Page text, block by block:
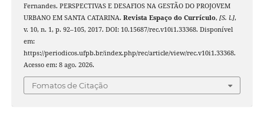
Fernandes. PERSPECTIVAS E DESAFIOS NA GESTÃO DO PROJOVEM
URBANO EM SANTA CATARINA. Revista Espaço do Currículo, [S. l.],
v. 10, n. 1, p. 92–105, 2017. DOI: 10.15687/rec.v10i1.33368. Disponível
em:
https://periodicos.ufpb.br/index.php/rec/article/view/rec.v10i1.33368.
Acesso em: 8 ago. 2026.
Fomatos de Citação